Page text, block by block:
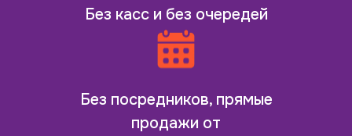
Без касс и без очередей
Без посредников, прямые
продажи от